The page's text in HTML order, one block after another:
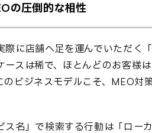
の圧倒的な相性
に店舗へ足を運んでいただく
スは稀で、ほとんどのお客様
のビジネスモデルこそ、MEO対
ス名」で検索する行動は「ロー